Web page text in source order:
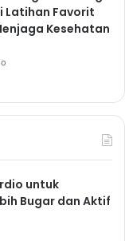
Latihan Favorit
Kesehatan
untuk
Bugar dan Aktif